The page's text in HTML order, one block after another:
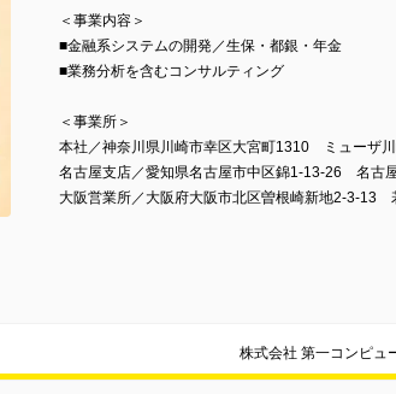
＜事業内容＞
■金融系システムの開発／生保・都銀・年金
■業務分析を含むコンサルティング
＜事業所＞
本社／神奈川県川崎市幸区大宮町1310 ミューザ
名古屋支店／愛知県名古屋市中区錦1-13-26 名古
大阪営業所／大阪府大阪市北区曽根崎新地2-3-
株式会社 第一コンピュ